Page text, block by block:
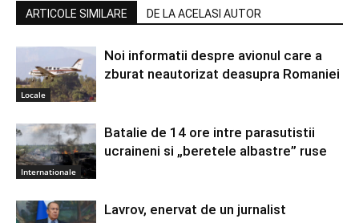
ARTICOLE SIMILARE DE LA ACELASI AUTOR
Locale
Noi informatii despre avionul care a
zburat neautorizat deasupra Romaniei
Internationale
Batalie de 14 ore intre parasutistii
ucraineni si „beretele albastre” ruse
Lavrov, enervat de un jurnalist